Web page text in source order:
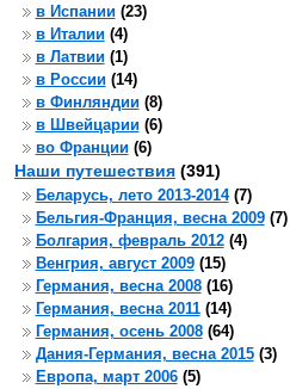
в Испании(23)
в Италии(4)
в Латвии(1)
в России(14)
в Финляндии(8)
в Швейцарии(6)
во Франции(6)
Наши путешествия (391)
Беларусь, лето 2013-2014(7)
Бельгия-Франция, весна 2009(7)
Болгария, февраль 2012(4)
Венгрия, август 2009(15)
Германия, весна 2008(16)
Германия, весна 2011(14)
Германия, осень 2008(64)
Дания-Германия, весна 2015(3)
Европа, март 2006(5)